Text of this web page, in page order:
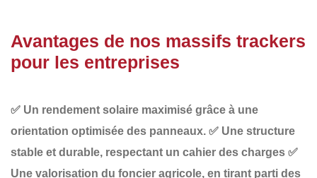
Avantages de nos massifs trackers
pour les entreprises
✅ Un rendement solaire maximisé grâce à une
orientation optimisée des panneaux. ✅ Une structure
stable et durable, respectant un cahier des charges ✅
Une valorisation du foncier agricole, en tirant parti des